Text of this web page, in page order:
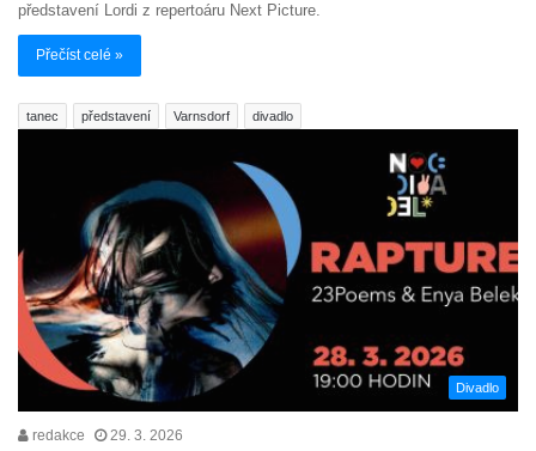
představení Lordi z repertoáru Next Picture.
Přečíst celé »
tanec představení Varnsdorf divadlo
Divadlo
redakce 29. 3. 2026